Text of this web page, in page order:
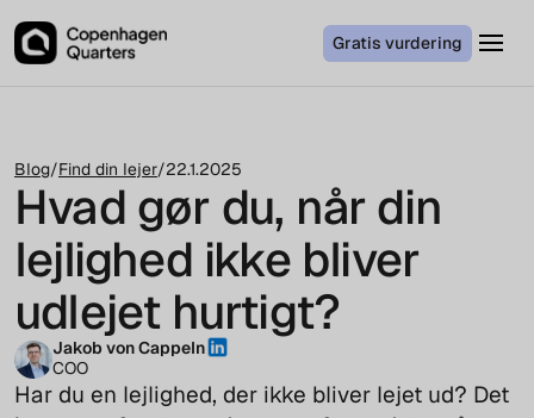
Gratis vurdering
Blog/Find din lejer/22.1.2025
Hvad gør du, når din
lejlighed ikke bliver
udlejet hurtigt?
Jakob von Cappeln
COO
Har du en lejlighed, der ikke bliver lejet ud? Det